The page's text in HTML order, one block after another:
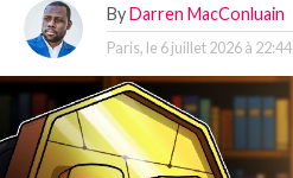
By Darren MacConluain
Paris, le 6 juillet 2026 à 22:44